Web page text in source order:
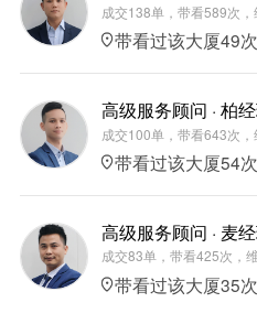
成交138单，带看589次
带看过该大厦49
高级服务顾问 · 柏
成交100单，带看643次
带看过该大厦54
高级服务顾问 · 麦
成交83单，带看425次，
带看过该大厦35